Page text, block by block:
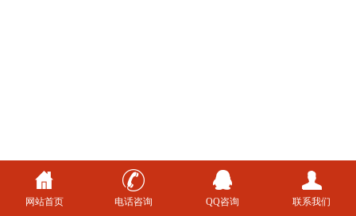
网站首页 电话咨询 QQ咨询 联系我们